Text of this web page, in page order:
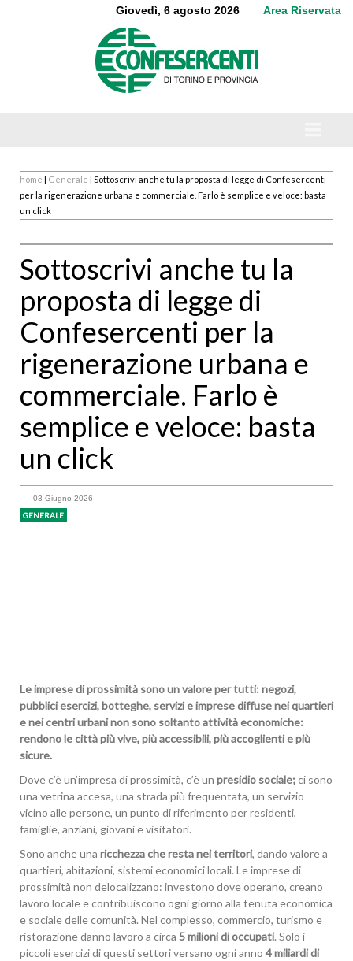
Giovedì, 6 agosto 2026 Area Riservata
home | Generale | Sottoscrivi anche tu la proposta di legge di Confesercenti
per la rigenerazione urbana e commerciale. Farlo è semplice e veloce: basta
un click
Sottoscrivi anche tu la
proposta di legge di
Confesercenti per la
rigenerazione urbana e
commerciale. Farlo è
semplice e veloce: basta
un click
03 Giugno 2026
GENERALE
Le imprese di prossimità sono un valore per tutti: negozi,
pubblici esercizi, botteghe, servizi e imprese diffuse nei quartieri
e nei centri urbani non sono soltanto attività economiche:
rendono le città più vive, più accessibili, più accoglienti e più
sicure.
Dove c’è un’impresa di prossimità, c’è un presidio sociale;ci sono
una vetrina accesa, una strada più frequentata, un servizio
vicino alle persone, un punto di riferimento per residenti,
famiglie, anziani, giovani e visitatori.
Sono anche una ricchezza che resta nei territori, dando valore a
quartieri, abitazioni, sistemi economici locali. Le imprese di
prossimità non delocalizzano: investono dove operano, creano
lavoro locale e contribuiscono ogni giorno alla tenuta economica
e sociale delle comunità. Nel complesso, commercio, turismo e
ristorazione danno lavoro a circa 5 milioni di occupati. Solo i
piccoli esercizi di questi settori versano ogni anno 4 miliardi di